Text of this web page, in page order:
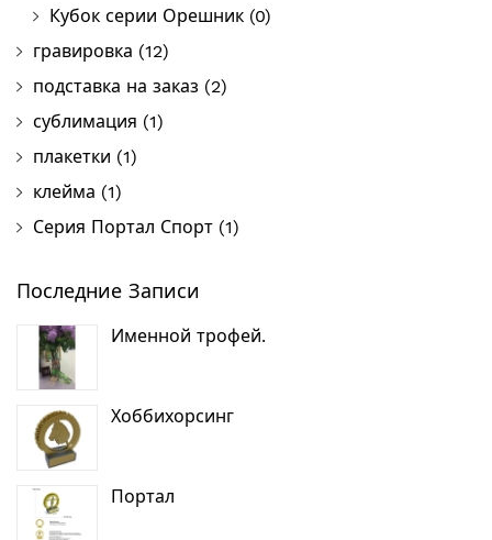
Кубок серии Орешник (0)
гравировка (12)
подставка на заказ (2)
сублимация (1)
плакетки (1)
клейма (1)
Серия Портал Спорт (1)
Последние Записи
Именной трофей.
Хоббихорсинг
Портал